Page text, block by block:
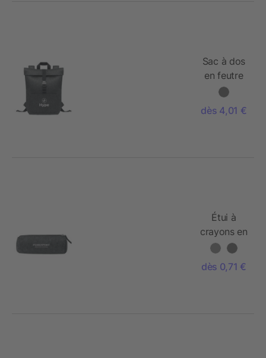
Sac à dos
en feutre
RPET
dès 4,01 €
Étui à
crayons en
feutre
dès 0,71 €